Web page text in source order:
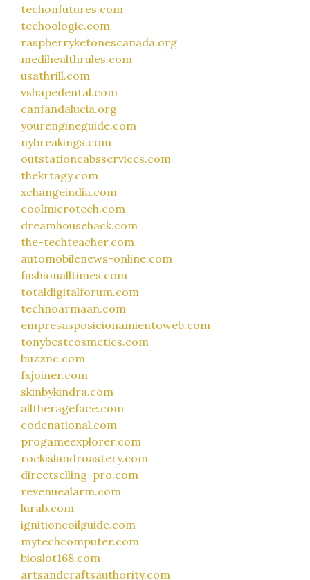
techonfutures.com
techoologic.com
raspberryketonescanada.org
medihealthrules.com
usathrill.com
vshapedental.com
canfandalucia.org
yourengineguide.com
nybreakings.com
outstationcabsservices.com
thekrtagy.com
xchangeindia.com
coolmicrotech.com
dreamhousehack.com
the-techteacher.com
automobilenews-online.com
fashionalltimes.com
totaldigitalforum.com
technoarmaan.com
empresasposicionamientoweb.com
tonybestcosmetics.com
buzznc.com
fxjoiner.com
skinbykindra.com
alltherageface.com
codenational.com
progameexplorer.com
rockislandroastery.com
directselling-pro.com
revenuealarm.com
lurab.com
ignitioncoilguide.com
mytechcomputer.com
bioslot168.com
artsandcraftsauthority.com